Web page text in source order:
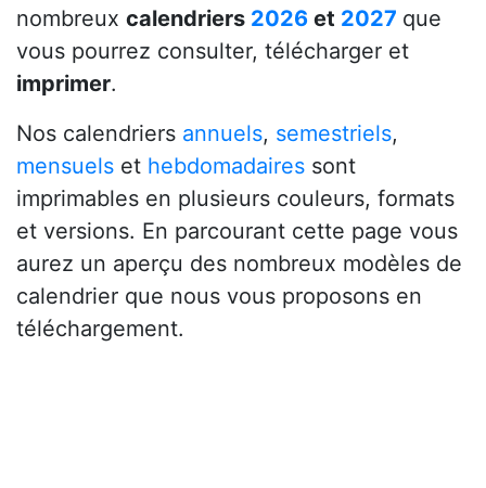
nombreux calendriers 2026 et 2027 que
vous pourrez consulter, télécharger et
imprimer.
Nos calendriers annuels, semestriels,
mensuels et hebdomadaires sont
imprimables en plusieurs couleurs, formats
et versions. En parcourant cette page vous
aurez un aperçu des nombreux modèles de
calendrier que nous vous proposons en
téléchargement.